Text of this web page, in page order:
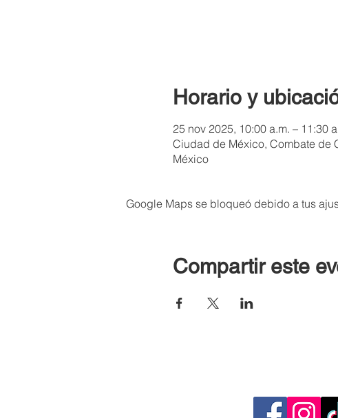
Horario y
25 nov 2025, 10:00 a.m. – 11:30
Ciudad de México, Combate de
México
Google Maps se bloqueó debido a tus
Compartir este